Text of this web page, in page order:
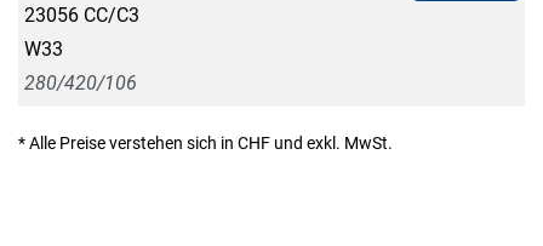
23056 CC/C3
W33
280/420/106
* Alle Preise verstehen sich in CHF und exkl. MwSt.